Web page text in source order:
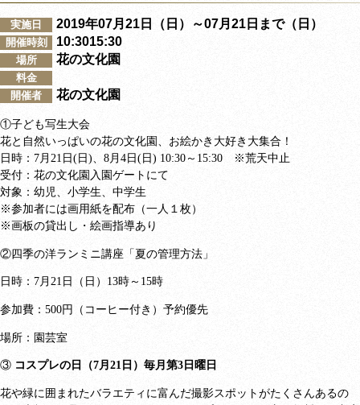
実施日 2019年07月21日（日）～07月21日まで（日）
開催時刻 10:3015:30
場所 花の文化園
料金
開催者
花の文化園
①子ども写生大会
花と自然いっぱいの花の文化園、お絵かき大好き大集合！
日時： 7月 21 日 ( 日 )、 8月 4 日 ( 日 ) 10:30 ～ 15:30 ※荒天中止
受付：花の文化園入園ゲートにて
対象：幼児、小学生、中学生
※参加者には画用紙を配布（一人１枚）
※画板の貸出し・絵画指導あり
②四季の洋ランミニ講座「夏の管理方法」
日時： 7月 21日（日） 13時～ 15時
参加費： 500円（コーヒー付き）予約優先
場所：園芸室
③ コスプレの日（7月21日）毎月第3日曜日
花や緑に囲まれたバラエティに富んだ撮影スポットがたくさんあるの